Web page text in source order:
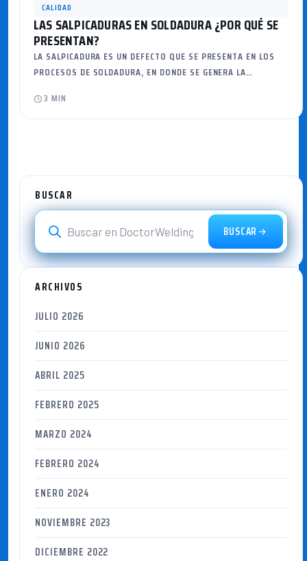
CALIDAD
LAS SALPICADURAS EN SOLDADURA ¿POR QUÉ SE
PRESENTAN?
LA SALPICADURA ES UN DEFECTO QUE SE PRESENTA EN LOS
PROCESOS DE SOLDADURA, EN DONDE SE GENERA LA…
3 MIN
BUSCAR
BUSCAR
ARCHIVOS
JULIO 2026
JUNIO 2026
ABRIL 2025
FEBRERO 2025
MARZO 2024
FEBRERO 2024
ENERO 2024
NOVIEMBRE 2023
DICIEMBRE 2022